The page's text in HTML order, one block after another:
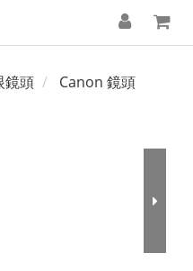
鏡頭 Canon 鏡頭